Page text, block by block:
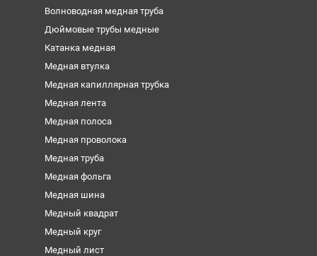
Волноводная медная труба
Дюймовые трубы медные
Катанка медная
Медная втулка
Медная капиллярная трубка
Медная лента
Медная полоса
Медная проволока
Медная труба
Медная фольга
Медная шина
Медный квадрат
Медный круг
Медный лист